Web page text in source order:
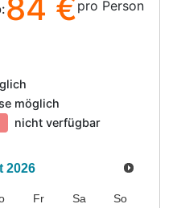
84 €pro Person
möglich
nicht verfügbar
2026
Fr Sa So